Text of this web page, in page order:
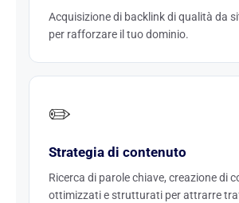
Acquisizione di backlink di qualità da
per rafforzare il tuo dominio.
✏️
Strategia di contenuto
Ricerca di parole chiave, creazione di
ottimizzati e strutturati per attrarre